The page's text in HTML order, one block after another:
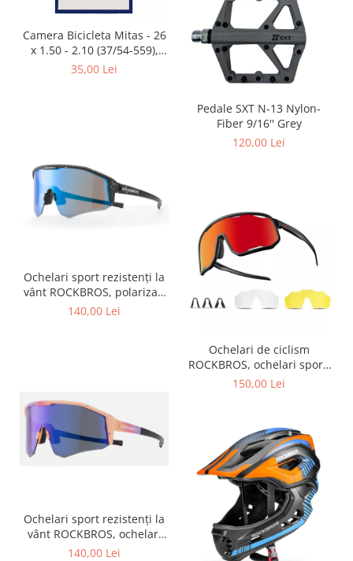
Schimbatoare viteze
Scule bicicleta
Camera Bicicleta Mitas - 26
x 1.50 - 2.10 (37/54-559),
FV47
35,00 Lei
Pedale SXT N-13 Nylon-
Fiber 9/16'' Grey
120,00 Lei
Ochelari sport rezistenți la
vânt ROCKBROS, polarizați
pentru ciclism, ochelari de
140,00 Lei
Ochelari de ciclism
ROCKBROS, ochelari sport,
ramă fotocromatică TR
150,00 Lei
Ochelari sport rezistenți la
vânt ROCKBROS, ochelari
polarizați pentru ciclism,
140,00 Lei